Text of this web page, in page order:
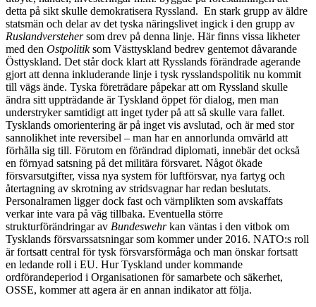
detta på sikt skulle demokratisera Ryssland. En stark grupp av äldre
statsmän och delar av det tyska näringslivet ingick i den grupp av
Ruslandverstehersom drev på denna linje. Här finns vissa likheter
med den Ostpolitiksom Västtyskland bedrev gentemot dåvarande
Östtyskland. Det står dock klart att Rysslands förändrade agerande
gjort att denna inkluderande linje i tysk rysslandspolitik nu kommit
till vägs ände. Tyska företrädare påpekar att om Ryssland skulle
ändra sitt uppträdande är Tyskland öppet för dialog, men man
understryker samtidigt att inget tyder på att så skulle vara fallet.
Tysklands omorientering är på inget vis avslutad, och är med stor
sannolikhet inte reversibel – man har en annorlunda omvärld att
förhålla sig till. Förutom en förändrad diplomati, innebär det också
en förnyad satsning på det militära försvaret. Något ökade
försvarsutgifter, vissa nya system för luftförsvar, nya fartyg och
återtagning av skrotning av stridsvagnar har redan beslutats.
Personalramen ligger dock fast och värnplikten som avskaffats
verkar inte vara på väg tillbaka. Eventuella större
strukturförändringar av Bundeswehrkan väntas i den vitbok om
Tysklands försvarssatsningar som kommer under 2016. NATO:s roll
är fortsatt central för tysk försvarsförmåga och man önskar fortsatt
en ledande roll i EU. Hur Tyskland under kommande
ordförandeperiod i Organisationen för samarbete och säkerhet,
OSSE, kommer att agera är en annan indikator att följa.